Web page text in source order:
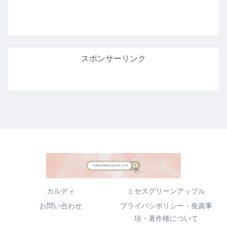
スポンサーリンク
カルディ
ミセスグリーンアップル
お問い合わせ
プライバシポリシー・免責事
項・著作権について